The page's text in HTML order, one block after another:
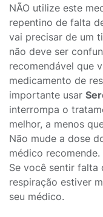
NÃO utilize este
repentino de falta
vai precisar de um
não deve ser
recomendável que
medicamento de
importante usar
interrompa o
melhor, a menos
Não mude a dose
médico recomende.
Se você sentir falta
respiração estiver
seu médico.